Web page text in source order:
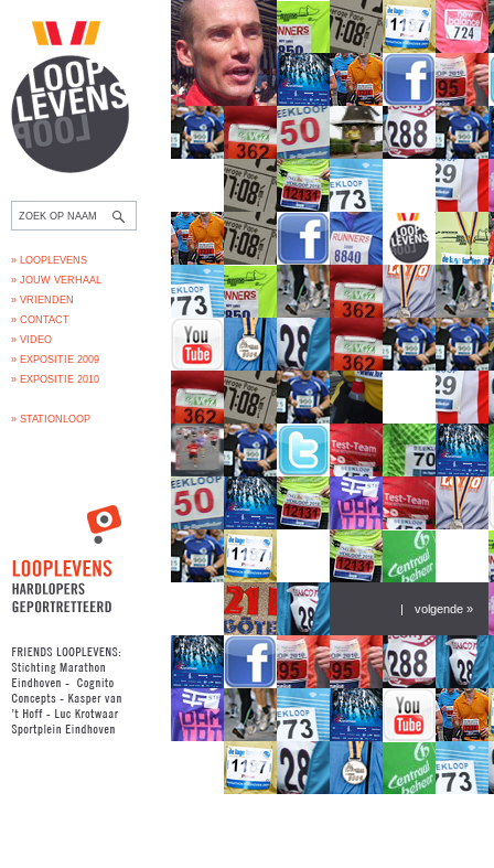
» LOOPLEVENS
» JOUW VERHAAL
» VRIENDEN
» CONTACT
» VIDEO
» EXPOSITIE 2009
» EXPOSITIE 2010
» STATIONLOOP
| volgende »